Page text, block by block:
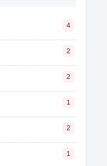
4
2
2
1
2
1